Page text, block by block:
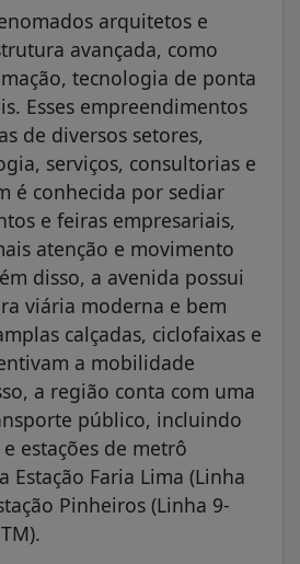
arquitetos e
avançada, como
tecnologia de ponta
Esses empreendimentos
de diversos setores,
serviços, consultorias e
é conhecida por sediar
e feiras empresariais,
atenção e movimento
disso, a avenida possui
viária moderna e bem
calçadas, ciclofaixas e
a mobilidade
a região conta com uma
público, incluindo
estações de metrô
Estação Faria Lima (Linha
Pinheiros (Linha 9-